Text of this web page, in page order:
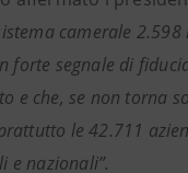
camerale
forte segnale di
e che, se non
le 42.711
e nazionali”.